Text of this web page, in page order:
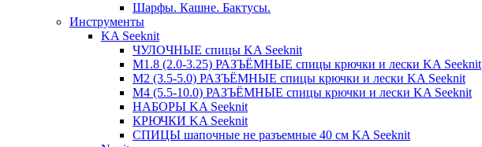
Шарфы. Кашне. Бактусы.
Инструменты
KA Seeknit
ЧУЛОЧНЫЕ спицы KA Seeknit
М1.8 (2.0-3.25) РАЗЪЁМНЫЕ спицы крючки и лески KA Seeknit
М2 (3.5-5.0) РАЗЪЁМНЫЕ спицы крючки и лески KA Seeknit
М4 (5.5-10.0) РАЗЪЁМНЫЕ спицы крючки и лески KA Seeknit
НАБОРЫ KA Seeknit
КРЮЧКИ KA Seeknit
СПИЦЫ шапочные не разъемные 40 см KA Seeknit